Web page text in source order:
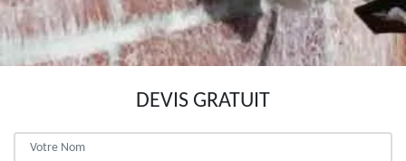
DEVIS GRATUIT